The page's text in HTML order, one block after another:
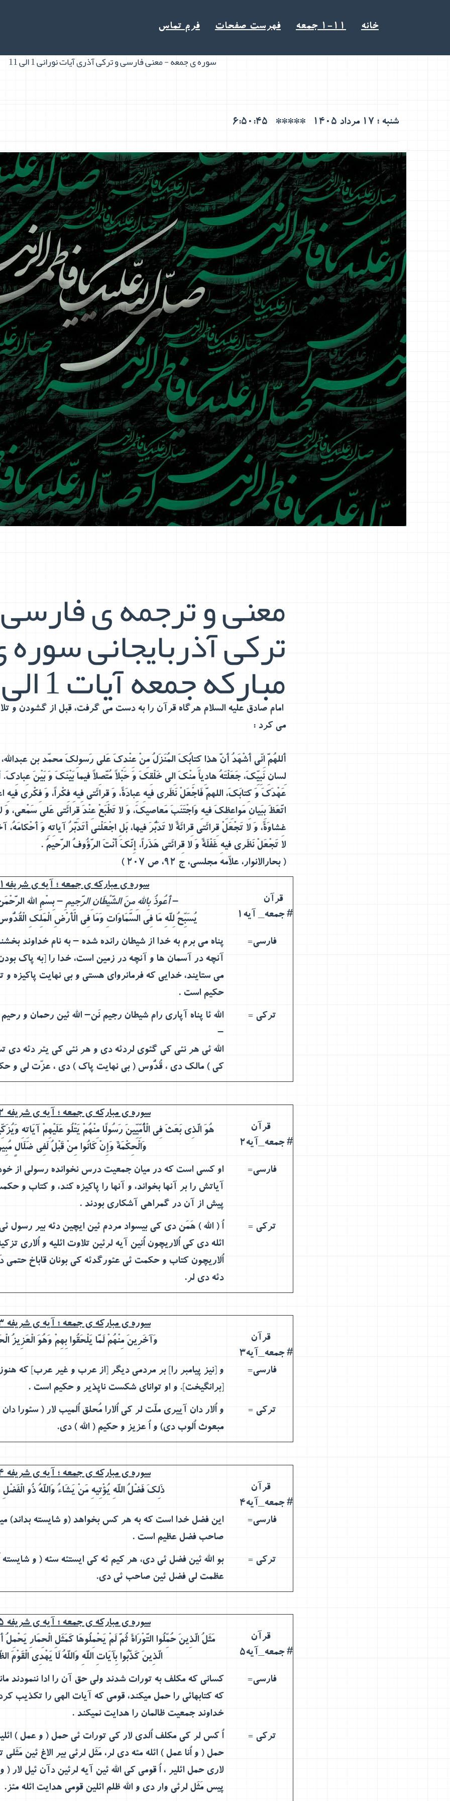
سوره ی جمعه - معنی فارسی و ترکی آذری آیات نورانی 1 الی 11
فرم تماس فهرست صفحات 1-11 جمعه خانه
6:50:46 ***** شنبه ؛ 17 مرداد 1405
معنی و ترجمه ی
ترکی آذربایجانی
مبارکه جمعه آیات 1 الی 11
امام صادق علیه السلام هرگاه قرآن را به دست می گرفت، قبل از گشودن و
می کرد :
أَللهُمَّ اِنّی أَشْهَدُ أَنَّ هذا کِتابُکَ المُنَزَلُ مِنْ عِنْدِکَ عَلی رَسولِکَ محمّد بن
لِسانِ نَبِیِّکَ، جَعَلْتَهُ هادِیاً مِنْکَ اِلی خَلْقِکَ وَ حَبْلاً مُتَّصِلاً فیما بَیْنَکَ وَ بَیْنَ
عَهْدَکَ وَ کِتابَکَ، اللهمَّ فَاجْعَلْ نَظَری فیهِ عِبادَةً، وَ قِرائَتی فِیهِ فِکْراً، وَ فِکْری فیهِ
اتَّعَظَ بِبَیانِ مَواعِظِکَ فیهِ وَاجْتَنَبَ مَعاصیکَ، وَ لا تَطْبَعْ عِنْدَ قِرائَتی عَلی سَمْعی،
غِشاوَةً، وَ لا تَجْعَلْ قِرائَتی قِرائَةً لا تَدَبُّرَ فیها، بَلِ اجْعَلْنی أتَدَبَّرُ آیاتِهِ وَ
لا تَجْعَلْ نَظَری فیهِ غَفْلَةً وَ لا قِرائَتی هَذَراً، إِنَّکَ أَنْتَ الرَّؤُوفُ الرَّحیمُ .
( بحارالانوار، علاّمه مجلسی، ج 92، ص 207 )
قرآن
# جمعه_ آیه1
سوره ی مبارکه ی جمعه ؛ آیه ی شریفه1 :
- أَعُوذُ بِاللهِ مِنَ الشَّیْطَانِ الرَّجِیمِ – بِسْمِ الله الرَّحْمَنِ الرَّحیم–
يُسَبِّحُ لِلَّهِ مَا فِي السَّمَاوَاتِ وَمَا فِي الْأَرْضِ الْمَلِكِ
فارسی= پناه می برم به خدا از شیطان رانده شده –به نام خداوند
آنچه در آسمان ها و آنچه در زمین است، خدا را [به پاک
می ستایند، خدایی که فرمانروای هستی و بی نهایت پاکیزه
حکیم است .
ترکی = الله ئا پناه آپاری رام شیطان رجیم نَن– الله ئین رحمان و
–
الله ئی هر نئی کی گئوی لردئه دی و هر نئی کی یئر دئه دی
کی ) مالک دی ، قُدُّوس ( بی نهایت پاک ) دی ، عزّت لی و
قرآن
# جمعه_آیه2
سوره ی مبارکه ی جمعه ؛ آیه ی شریفه 2 :
هُوَ الَّذِي بَعَثَ فِي الْأُمِّيِّينَ رَسُولًا مِنْهُمْ يَتْلُو عَلَيْهِمْ آيَاتِهِ
وَالْحِكْمَةَ وَإِنْ كَانُوا مِنْ قَبْلُ لَفِي ضَلَالٍ
فارسی=
او كسي است كه در ميان جمعيت درس نخوانده رسولي از
آياتش را بر آنها بخواند، و آنها را پاكيزه كند، و كتاب و
پيش از آن در گمراهي آشكاري بودند .
ترکی =
اُ ( الله ) هَمَن دی کی بیسواد مردم ئین ایچین دئه بیر رسول
ائله دی کی اُلاریچون اُنین آیه لرئین تلاوت ائلیه و اُلاری
اُلاریچون کتاب و حکمت ئی عئورگدئه کی بونان قاباخ حتمی
دئه دی لر.
قرآن
# جمعه_آیه3
سوره ی مبارکه ی جمعه ؛ آیه ی شریفه 3 :
وَآخَرِينَ مِنْهُمْ لَمَّا يَلْحَقُوا بِهِمْ وَهُوَ الْعَزِيزُ
فارسی=
و [نیز پیامبر را] بر مردمی دیگر [از عرب و غیر عرب] که هنوز
[برانگیخت]. و او توانای شکست ناپذیر و حکیم است .
ترکی =
و اُلار دان آییری ملّت لر کی اُلارا مُحلق اُلمیب لار ( سئورا دان
مبعوث اُلوب دی) و اُ عزیز و حکیم ( الله ) دی.
قرآن
# جمعه_آیه4
سوره ی مبارکه ی جمعه ؛ آیه ی شریفه 4 :
ذَلِكَ فَضْلُ اللَّهِ يُؤْتِيهِ مَنْ يَشَاءُ وَاللَّهُ ذُو الْفَضْلِ
فارسی=
اين فضل خدا است كه به هر كس بخواهد (و شايسته بداند)
صاحب فضل عظيم است .
ترکی =
بو الله ئین فضل ئی دی، هر کیم ئه کی ایستئه سئه ( و شایسته
عظمت لی فضل ئین صاحب ئی دی.
قرآن
# جمعه_آیه5
سوره ی مبارکه ی جمعه ؛ آیه ی شریفه 5 :
مَثَلُ الَّذِينَ حُمِّلُوا التَّوْرَاةَ ثُمَّ لَمْ يَحْمِلُوهَا كَمَثَلِ الْحِمَارِ يَحْمِلُ
الَّذِينَ كَذَّبُوا بِآيَاتِ اللَّهِ وَاللَّهُ لَا يَهْدِي الْقَوْمَ
فارسی=
كساني كه مكلف به تورات شدند ولي حق آن را ادا ننمودند
كه كتابهائي را حمل مي‏كند، قومي كه آيات الهي را تكذيب
خداوند جمعيت ظالمان را هدايت نمي‏كند .
ترکی =
اُ کس لر کی مکلف اُلدی لار کی تورات ئی حمل ( و عمل ) ائلیه
حمل ( و اُنا عمل ) ائله مئه دی لر، مَثَل لرئی بیر الاغ ئین
لاری حمل ائلیر ، اُ قومی کی الله ئین آیه لرئین دآن ئیل لار
پیس مَثَل لرئی وار دی و الله ظلم ائلین قومی هدایت ائله مئز.